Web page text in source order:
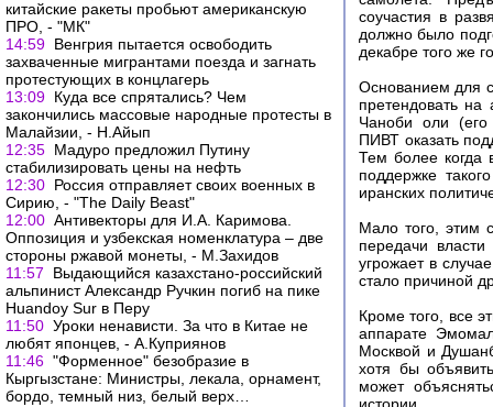
китайские ракеты пробьют американскую
ПРО, - "МК"
14:59 Венгрия пытается освободить
захваченные мигрантами поезда и загнать
протестующих в концлагерь
13:09 Куда все спрятались? Чем
закончились массовые народные протесты в
Малайзии, - Н.Айып
12:35 Мадуро предложил Путину
стабилизировать цены на нефть
12:30 Россия отправляет своих военных в
Сирию, - "The Daily Beast"
12:00 Антивекторы для И.А. Каримова.
Оппозиция и узбекская номенклатура – две
стороны ржавой монеты, - М.Захидов
11:57
Выдающийся казахстано-российский
альпинист Александр Ручкин погиб на пике
Huandoy Sur в Перу
11:50 Уроки ненависти. За что в Китае не
любят японцев, - А.Куприянов
11:46 "Форменное" безобразие в
Кыргызстане: Министры, лекала, орнамент,
бордо, темный низ, белый верх…
соучастия в
должно было
декабре того же
Основанием для
претендовать
Чаноби оли (его
ПИВТ оказать
Тем более
поддержке
иранских
Мало того, этим
передачи
угрожает в
стало причиной
Кроме того, все
аппарате
Москвой и
хотя бы
может